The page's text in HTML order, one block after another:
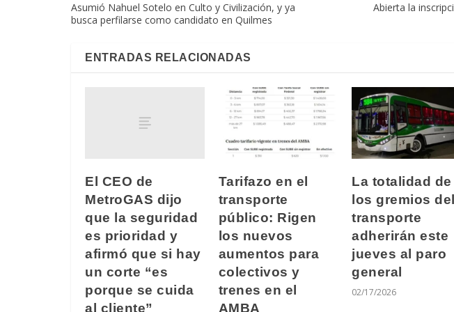
Asumió Nahuel Sotelo en Culto y Civilización, y ya
busca perfilarse como candidato en Quilmes
Abierta la
ENTRADAS RELACIONADAS
El CEO de
MetroGAS dijo
que la seguridad
es prioridad y
afirmó que si hay
un corte “es
porque se cuida
al cliente”
Tarifazo en el
transporte
público: Rigen
los nuevos
aumentos para
colectivos y
trenes en el
AMBA
La totalidad de
los gremios del
transporte
adherirán este
jueves al paro
general
02/17/2026